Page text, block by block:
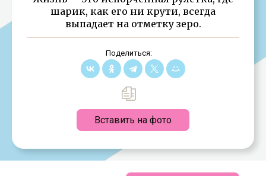
шарик, как его ни крути, всегда
выпадает на отметку зеро.
Поделиться:
Вставить на фото